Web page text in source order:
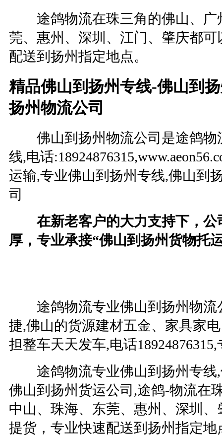
途鸽物流在珠三角的佛山、广
莞、惠州、深圳、江门、肇庆都
配送到扬州指定地点。
精品佛山到扬州专线-佛山到
扬州物流公司
佛山到扬州物流公司是途鸽物
线,电话
运输,专业佛山到扬州专线,佛山到
司
在新老客户的大力支持下，
厚，专业承接“佛山到扬州货物托
途鸽物流专业佛山到扬州物流
捷,佛山的货源建材五金、家具家
担整车天天发车,电话
途鸽物流专业佛山到扬州专线,
佛山到扬州货运公司,途鸽-物流在
中山、珠海、东莞、惠州、深圳
提货，专业快速配送到扬州指定地